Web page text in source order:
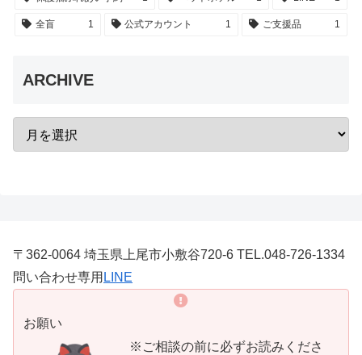
全盲 1 公式アカウント 1 ご支援品 1
ARCHIVE
〒362-0064 埼玉県上尾市小敷谷720-6 TEL.048-726-1334
問い合わせ専用 LINE
お願い
※ご相談の前に必ずお読みくださ